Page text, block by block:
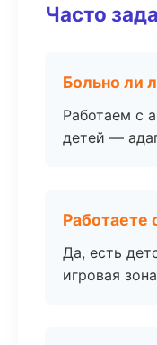
Часто
Больно ли
Работаем с
детей —
Работаете
Да, есть
игровая